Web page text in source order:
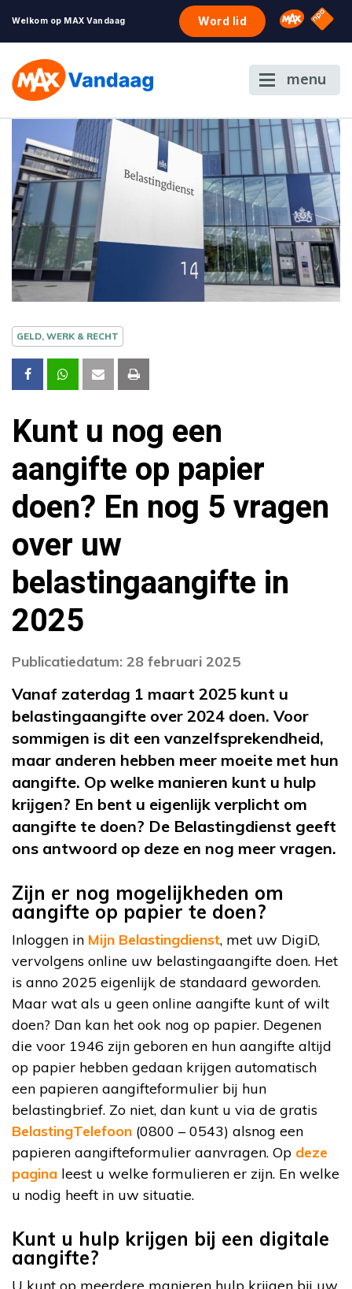
Welkom op MAX Vandaag Word lid Omroep
NPO
menu
GELD, WERK & RECHT
Kunt u nog een
aangifte op papier
doen? En nog 5 vragen
over uw
belastingaangifte in
2025
Publicatiedatum: 28 februari 2025
Vanaf zaterdag 1 maart 2025 kunt u
belastingaangifte over 2024 doen. Voor
sommigen is dit een vanzelfsprekendheid,
maar anderen hebben meer moeite met hun
aangifte. Op welke manieren kunt u hulp
krijgen? En bent u eigenlijk verplicht om
aangifte te doen? De Belastingdienst geeft
ons antwoord op deze en nog meer vragen.
Zijn er nog mogelijkheden om
aangifte op papier te doen?
Inloggen in Mijn Belastingdienst, met uw DigiD,
vervolgens online uw belastingaangifte doen. Het
is anno 2025 eigenlijk de standaard geworden.
Maar wat als u geen online aangifte kunt of wilt
doen? Dan kan het ook nog op papier. Degenen
die voor 1946 zijn geboren en hun aangifte altijd
op papier hebben gedaan krijgen automatisch
een papieren aangifteformulier bij hun
belastingbrief. Zo niet, dan kunt u via de gratis
BelastingTelefoon (0800 – 0543) alsnog een
papieren aangifteformulier aanvragen. Op deze
pagina leest u welke formulieren er zijn. En welke
u nodig heeft in uw situatie.
Kunt u hulp krijgen bij een digitale
aangifte?